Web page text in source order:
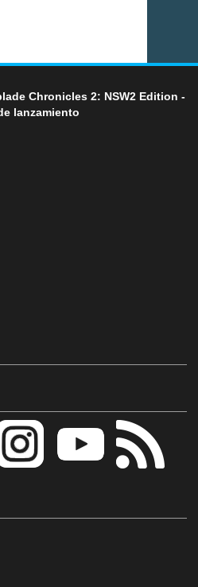
Chronicles 2: NSW2 Edition -
lanzamiento